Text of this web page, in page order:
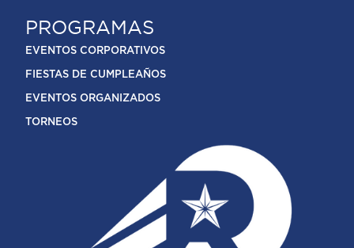
PROGRAMAS
EVENTOS CORPORATIVOS
FIESTAS DE CUMPLEAÑOS
EVENTOS ORGANIZADOS
TORNEOS